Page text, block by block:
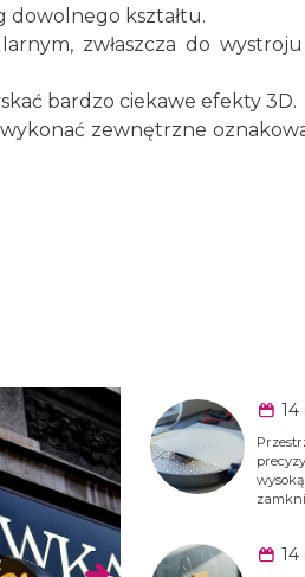
dowolnego kształtu.
zwłaszcza do
bardzo ciekawe efekty 3D.
zewnętrzne